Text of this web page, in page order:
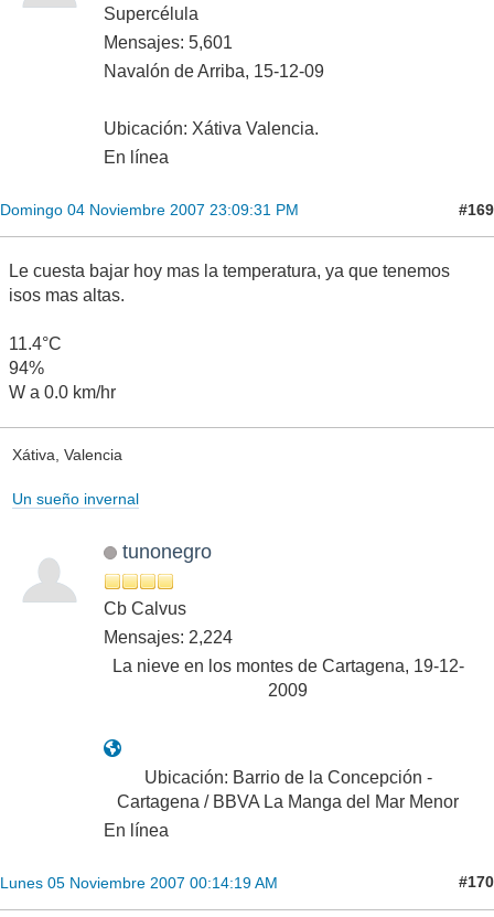
Supercélula
Mensajes: 5,601
Navalón de Arriba, 15-12-09
Ubicación: Xátiva Valencia.
En línea
Domingo 04 Noviembre 2007 23:09:31 PM #169
Le cuesta bajar hoy mas la temperatura, ya que tenemos
isos mas altas.
11.4°C
94%
W a 0.0 km/hr
Xátiva, Valencia
Un sueño invernal
tunonegro
Cb Calvus
Mensajes: 2,224
La nieve en los montes de Cartagena, 19-12-
2009
Ubicación: Barrio de la Concepción -
Cartagena / BBVA La Manga del Mar Menor
En línea
Lunes 05 Noviembre 2007 00:14:19 AM #170